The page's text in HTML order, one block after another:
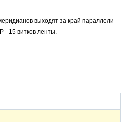
выходят за край параллели
- 15 витков ленты.